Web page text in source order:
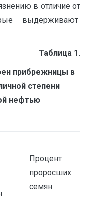
в отличие от
выдерживают
Таблица 1.
прибрежницы в
степени
нефтью
Процент
проросших
семян